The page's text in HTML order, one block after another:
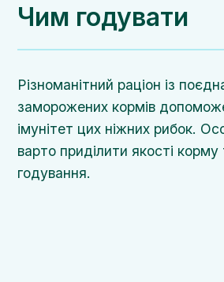
Чим годувати
Різноманітний раціон із
заморожених кормів
імунітет цих ніжних рибок.
варто приділити якості корму
годування.